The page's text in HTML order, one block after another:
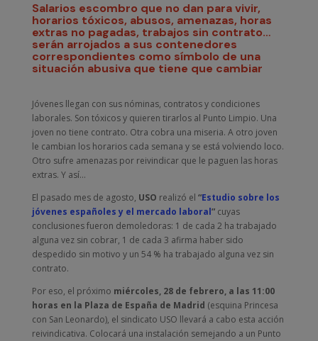
Salarios escombro que no dan para vivir,
horarios tóxicos, abusos, amenazas, horas
extras no pagadas, trabajos sin contrato…
serán arrojados a sus contenedores
correspondientes como símbolo de una
situación abusiva que tiene que cambiar
Jóvenes llegan con sus nóminas, contratos y condiciones
laborales. Son tóxicos y quieren tirarlos al Punto Limpio. Una
joven no tiene contrato. Otra cobra una miseria. A otro joven
le cambian los horarios cada semana y se está volviendo loco.
Otro sufre amenazas por reivindicar que le paguen las horas
extras. Y así…
El pasado mes de agosto, USO realizó el “Estudio sobre los
jóvenes españoles y el mercado laboral”cuyas
conclusiones fueron demoledoras: 1 de cada 2 ha trabajado
alguna vez sin cobrar, 1 de cada 3 afirma haber sido
despedido sin motivo y un 54 % ha trabajado alguna vez sin
contrato.
Por eso, el próximo miércoles, 28 de febrero, a las 11:00
horas en la Plaza de España de Madrid (esquina Princesa
con San Leonardo), el sindicato USO llevará a cabo esta acción
reivindicativa. Colocará una instalación semejando a un Punto